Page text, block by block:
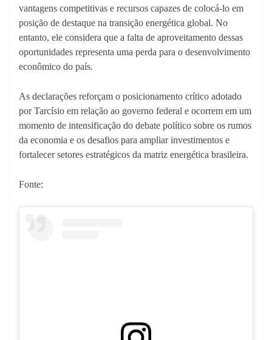
vantagens competitivas e recursos capazes de colocá-lo em
posição de destaque na transição energética global. No
entanto, ele considera que a falta de aproveitamento dessas
oportunidades representa uma perda para o desenvolvimento
econômico do país.
As declarações reforçam o posicionamento crítico adotado
por Tarcísio em relação ao governo federal e ocorrem em um
momento de intensificação do debate político sobre os rumos
da economia e os desafios para ampliar investimentos e
fortalecer setores estratégicos da matriz energética brasileira.
Fonte: